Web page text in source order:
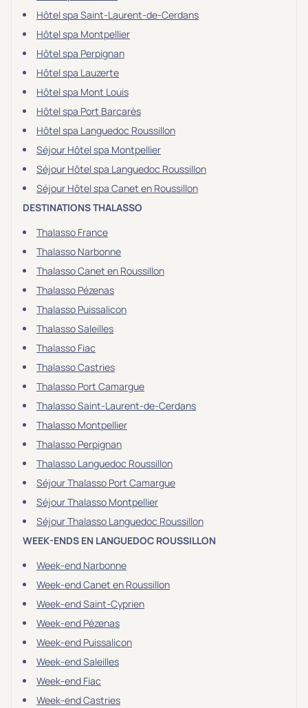
Hôtel spa Saint-Laurent-de-Cerdans
Hôtel spa Montpellier
Hôtel spa Perpignan
Hôtel spa Lauzerte
Hôtel spa Mont Louis
Hôtel spa Port Barcarès
Hôtel spa Languedoc Roussillon
Séjour Hôtel spa Montpellier
Séjour Hôtel spa Languedoc Roussillon
Séjour Hôtel spa Canet en Roussillon
DESTINATIONS THALASSO
Thalasso France
Thalasso Narbonne
Thalasso Canet en Roussillon
Thalasso Pézenas
Thalasso Puissalicon
Thalasso Saleilles
Thalasso Fiac
Thalasso Castries
Thalasso Port Camargue
Thalasso Saint-Laurent-de-Cerdans
Thalasso Montpellier
Thalasso Perpignan
Thalasso Languedoc Roussillon
Séjour Thalasso Port Camargue
Séjour Thalasso Montpellier
Séjour Thalasso Languedoc Roussillon
WEEK-ENDS EN LANGUEDOC ROUSSILLON
Week-end Narbonne
Week-end Canet en Roussillon
Week-end Saint-Cyprien
Week-end Pézenas
Week-end Puissalicon
Week-end Saleilles
Week-end Fiac
Week-end Castries